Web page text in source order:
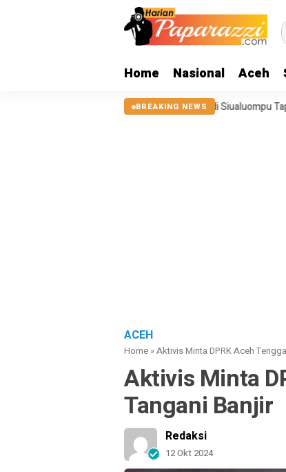
Home Nasional Aceh
BREAKING NEWS
Tanggul Sungai Sigeaon di Siualuompu Taput Belum Diperbaiki
ACEH
Home »Aktivis Minta DPRK Aceh
Aktivis Minta
Tangani Banjir
Redaksi
12 Okt 2024